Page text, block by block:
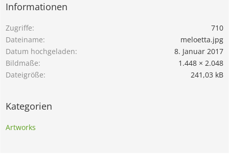
Informationen
Zugriffe
710
Dateiname
meloetta.jpg
Datum hochgeladen
8. Januar 2017
Bildmaße
1.448 × 2.048
Dateigröße
241,03 kB
Kategorien
Artworks